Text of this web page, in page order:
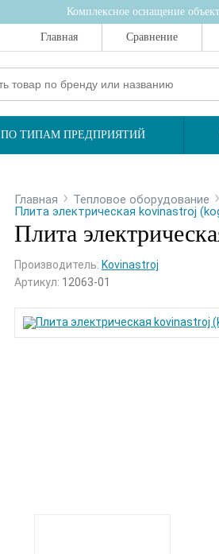
Комплексное оснащение
Главная Сравнение
ПО ТИПАМ ПРЕДПРИЯТИЙ
Главная › Тепловое оборудование ›
Плита электрическая kovinastroj
Плита
Производитель: Kovinastroj
Артикул: 12063-01